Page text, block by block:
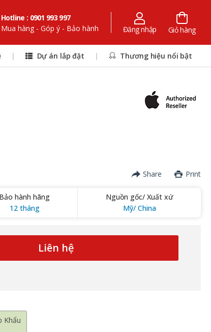
Hotline : 0901 993 997
Mua hàng - Góp ý - Bảo hành
Đăng nhập Giỏ hàng
| Dự án lắp đặt | Thương hiệu nổi bật
Share Print
Bảo hành hãng
12 tháng
Nguồn gốc/ Xuất xứ
Mỹ/ China
Liên hệ
Khẩu